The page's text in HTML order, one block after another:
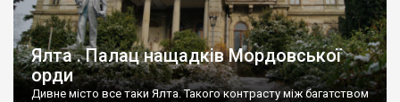
Ялта . Палац нащадків Мордовської
орди
Дивне місто все таки Ялта. Такого контрасту між багатством